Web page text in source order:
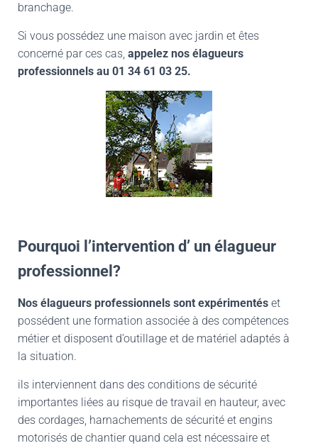
branchage.
Si vous possédez une maison avec jardin et êtes
concerné par ces cas, appelez nos élagueurs
professionnels au 01 34 61 03 25.
Pourquoi l’intervention d’ un élagueur
professionnel?
Nos élagueurs professionnels sont expérimentés et
possédent une formation associée à des compétences
métier et disposent d’outillage et de matériel adaptés à
la situation.
ils interviennent dans des conditions de sécurité
importantes liées au risque de travail en hauteur, avec
des cordages, harnachements de sécurité et engins
motorisés de chantier quand cela est nécessaire et